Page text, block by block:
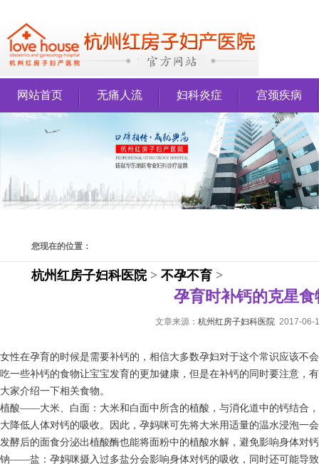
网站首页 无痛人流 妇科炎症 宫颈疾病
您现在的位置：
杭州红房子妇科医院> 不孕不育 >
孕育时补钙的克星食
文章来源： 杭州红房子妇科医院 2017-06-
女性在孕育的时候是需要补钙的，相信大多数孕妇对于这个常识应该不
吃一些补钙的食物让宝宝发育的更加健康，但是在补钙的同时要注意，
大家介绍一下相关食物。
植酸——大米、白面：大米和白面中所含的植酸，与消化道中的钙结合
大降低人体对钙的吸收。因此，孕妈咪可先将大米用适量的温水浸泡一
发酵后的面食分泌出植酸酶也能将面粉中的植酸水解，避免影响身体对
钠——盐：孕妈咪摄入过多盐分会影响身体对钙的吸收，同时还可能导